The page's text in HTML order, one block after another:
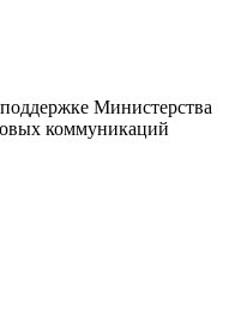
Министерства
коммуникаций